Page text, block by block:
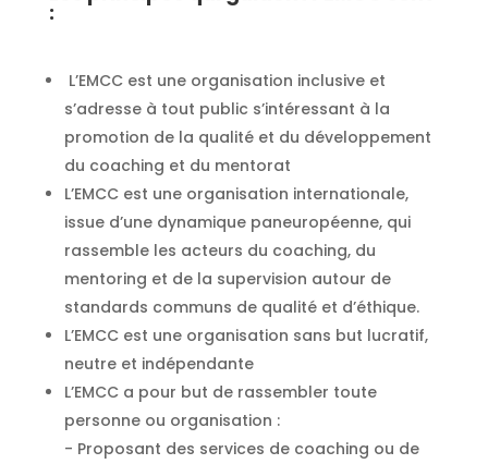
:
L’EMCC est une organisation inclusive et
s’adresse à tout public s’intéressant à la
promotion de la qualité et du développement
du coaching et du mentorat
L’EMCC est une organisation internationale,
issue d’une dynamique paneuropéenne, qui
rassemble les acteurs du coaching, du
mentoring et de la supervision autour de
standards communs de qualité et d’éthique.
L’EMCC est une organisation sans but lucratif,
neutre et indépendante
L’EMCC a pour but de rassembler toute
personne ou organisation :
- Proposant des services de coaching ou de